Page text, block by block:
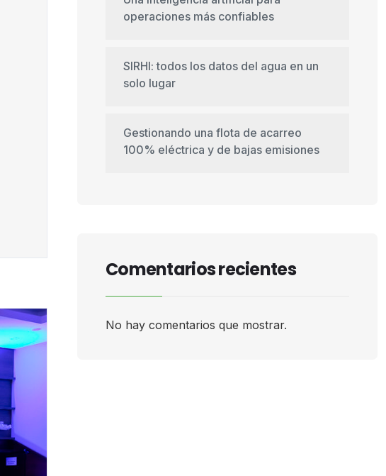
operaciones más confiables
SIRHI: todos los datos del agua en un
solo lugar
Gestionando una flota de acarreo
100% eléctrica y de bajas emisiones
Comentarios recientes
No hay comentarios que mostrar.